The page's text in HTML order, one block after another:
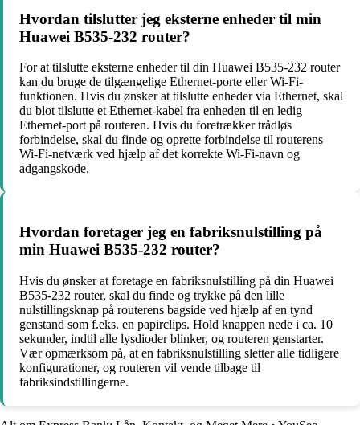
Hvordan tilslutter jeg eksterne enheder til min
Huawei B535-232 router?
For at tilslutte eksterne enheder til din Huawei B535-232 router
kan du bruge de tilgængelige Ethernet-porte eller Wi-Fi-
funktionen. Hvis du ønsker at tilslutte enheder via Ethernet, skal
du blot tilslutte et Ethernet-kabel fra enheden til en ledig
Ethernet-port på routeren. Hvis du foretrækker trådløs
forbindelse, skal du finde og oprette forbindelse til routerens
Wi-Fi-netværk ved hjælp af det korrekte Wi-Fi-navn og
adgangskode.
Hvordan foretager jeg en fabriksnulstilling på
min Huawei B535-232 router?
Hvis du ønsker at foretage en fabriksnulstilling på din Huawei
B535-232 router, skal du finde og trykke på den lille
nulstillingsknap på routerens bagside ved hjælp af en tynd
genstand som f.eks. en papirclips. Hold knappen nede i ca. 10
sekunder, indtil alle lysdioder blinker, og routeren genstarter.
Vær opmærksom på, at en fabriksnulstilling sletter alle tidligere
konfigurationer, og routeren vil vende tilbage til
fabriksindstillingerne.